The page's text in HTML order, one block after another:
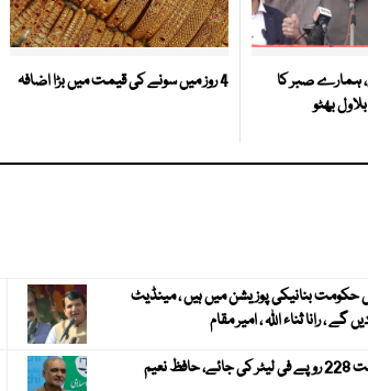
ہمارے صبر کا
بھٹو
4 روز میں سونے کی قیمت میں بڑا اضافہ
حکومت بنانیکی پوزیشن میں ہیں ، مینڈیٹ
، رانا ثناء اللہ ، امیر مقام
پیٹرول کی قیمت 228 روپے فی لیٹر کی جائے، حافظ نعیم